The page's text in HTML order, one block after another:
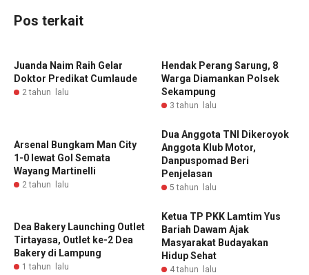
Pos terkait
Juanda Naim Raih Gelar
Doktor Predikat Cumlaude
2 tahun lalu
Hendak Perang Sarung, 8
Warga Diamankan Polsek
Sekampung
3 tahun lalu
Arsenal Bungkam Man City
1-0 lewat Gol Semata
Wayang Martinelli
2 tahun lalu
Dua Anggota TNI Dikeroyok
Anggota Klub Motor,
Danpuspomad Beri
Penjelasan
5 tahun lalu
Dea Bakery Launching Outlet
Tirtayasa, Outlet ke-2 Dea
Bakery di Lampung
1 tahun lalu
Ketua TP PKK Lamtim Yus
Bariah Dawam Ajak
Masyarakat Budayakan
Hidup Sehat
4 tahun lalu